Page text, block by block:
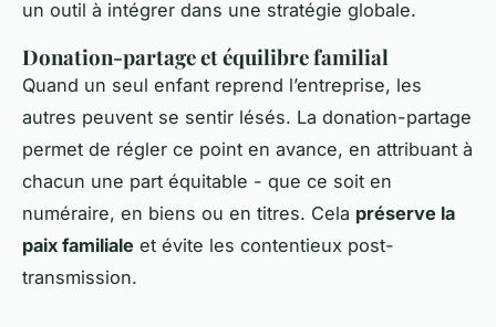
un outil à intégrer dans une stratégie globale.
Donation-partage et équilibre familial
Quand un seul enfant reprend l’entreprise, les
autres peuvent se sentir lésés. La donation-partage
permet de régler ce point en avance, en attribuant à
chacun une part équitable - que ce soit en
numéraire, en biens ou en titres. Cela préserve la
paix familiale et évite les contentieux post-
transmission.